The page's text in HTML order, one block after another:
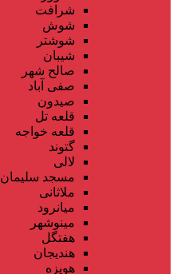
شرافت
شوش
شوشتر
شیبان
صالح شهر
صفی آباد
صیدون
قلعه تل
قلعه خواجه
گتوند
لالی
مسجد سلیمان
ملاثانی
میانرود
مینوشهر
هفتگل
هندیجان
هویزه